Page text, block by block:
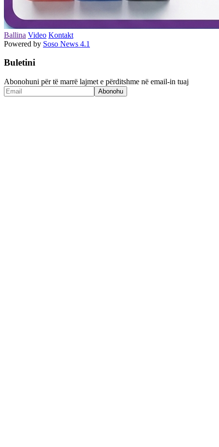
Ballina Video Kontakt
Powered by Soso News 4.1
Buletini
Abonohuni për të marrë lajmet e përditshme në email-in tuaj
Abonohu